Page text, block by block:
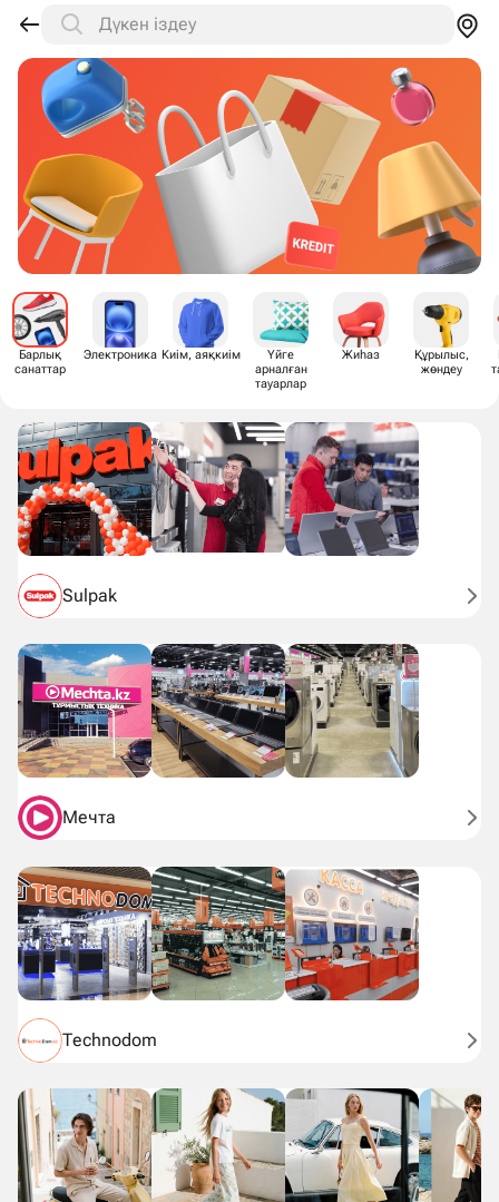
Дүкен іздеу
Барлық
санаттар
Электроника Киім, аяқкиім
Үйге
арналған
тауарлар
Жиһаз
Құрылыс,
жөндеу
Sulpak
Мечта
Technodom